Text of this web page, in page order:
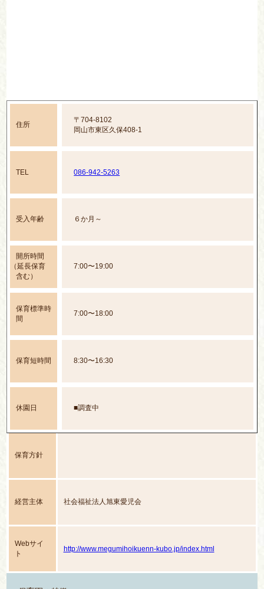
住所
〒704-8102
岡山市東区久保408-1
TEL 086-942-5263
受入年齢 ６か月～
開所時間
（延長保育
含む）
7:00〜19:00
保育標準時
間
7:00〜18:00
保育短時間 8:30〜16:30
休園日 ■調査中
保育方針
経営主体 社会福祉法人旭東愛児会
Webサイ
ト
http://www.megumihoikuenn-kubo.jp/index.html